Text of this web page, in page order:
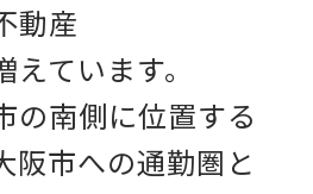
動産
ています。
の南側に位置する
阪市への通勤圏と